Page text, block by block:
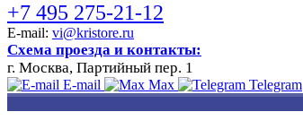
+7 495 275-21-12
E-mail: vi@kristore.ru
Схема проезда и контакты:
г. Москва, Партийный пер. 1
E-mail Max Telegram